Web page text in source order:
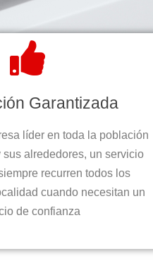
Garantizada
líder en toda la población
alrededores, un servicio
recurren todos los
cuando necesitan un
de confianza